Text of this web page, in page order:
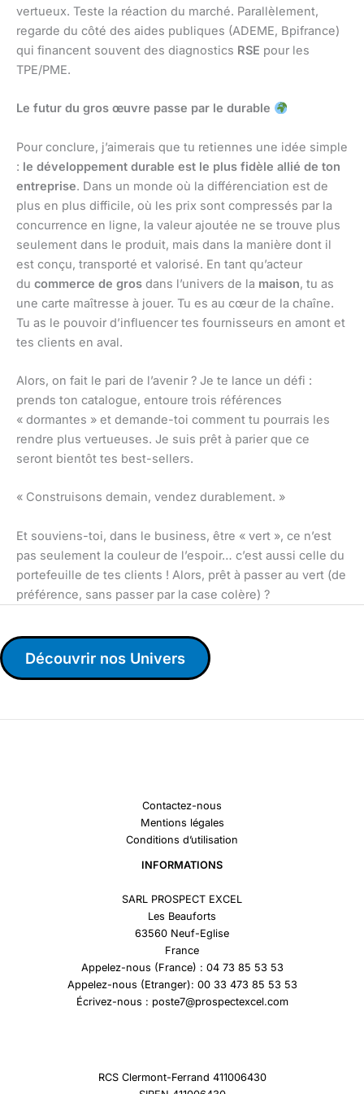
vertueux. Teste la réaction du marché. Parallèlement,
regarde du côté des aides publiques (ADEME, Bpifrance)
qui financent souvent des diagnostics RSE pour les
TPE/PME.
Le futur du gros œuvre passe par le durable
Pour conclure, j’aimerais que tu retiennes une idée simple
: le développement durable est le plus fidèle allié de ton
entreprise. Dans un monde où la différenciation est de
plus en plus difficile, où les prix sont compressés par la
concurrence en ligne, la valeur ajoutée ne se trouve plus
seulement dans le produit, mais dans la manière dont il
est conçu, transporté et valorisé. En tant qu’acteur
du commerce de gros dans l’univers de la maison, tu as
une carte maîtresse à jouer. Tu es au cœur de la chaîne.
Tu as le pouvoir d’influencer tes fournisseurs en amont et
tes clients en aval.
Alors, on fait le pari de l’avenir ? Je te lance un défi :
prends ton catalogue, entoure trois références
« dormantes » et demande-toi comment tu pourrais les
rendre plus vertueuses. Je suis prêt à parier que ce
seront bientôt tes best-sellers.
« Construisons demain, vendez durablement. »
Et souviens-toi, dans le business, être « vert », ce n’est
pas seulement la couleur de l’espoir… c’est aussi celle du
portefeuille de tes clients ! Alors, prêt à passer au vert (de
préférence, sans passer par la case colère) ?
Découvrir nos Univers
Contactez-nous
Mentions légales
Conditions d’utilisation
INFORMATIONS
SARL PROSPECT EXCEL
Les Beauforts
63560 Neuf-Eglise
France
Appelez-nous (France) : 04 73 85 53 53
Appelez-nous (Etranger): 00 33 473 85 53 53
Écrivez-nous : poste7@prospectexcel.com
RCS Clermont-Ferrand 411006430